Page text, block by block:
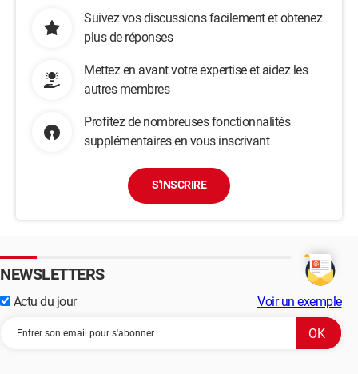
Suivez vos discussions facilement et obtenez
plus de réponses
Mettez en avant votre expertise et aidez les
autres membres
Profitez de nombreuses fonctionnalités
supplémentaires en vous inscrivant
S'INSCRIRE
NEWSLETTERS
Actu du jour Voir un exemple